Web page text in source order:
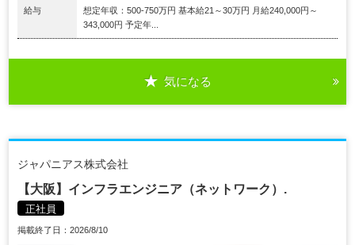
給与
想定年収：500-750万円 基本給21～30万円 月給240,000円～
343,000円 予定年...
気になる
ジャパニアス株式会社
【大阪】インフラエンジニア（ネットワーク）.
正社員
掲載終了日：2026/8/10